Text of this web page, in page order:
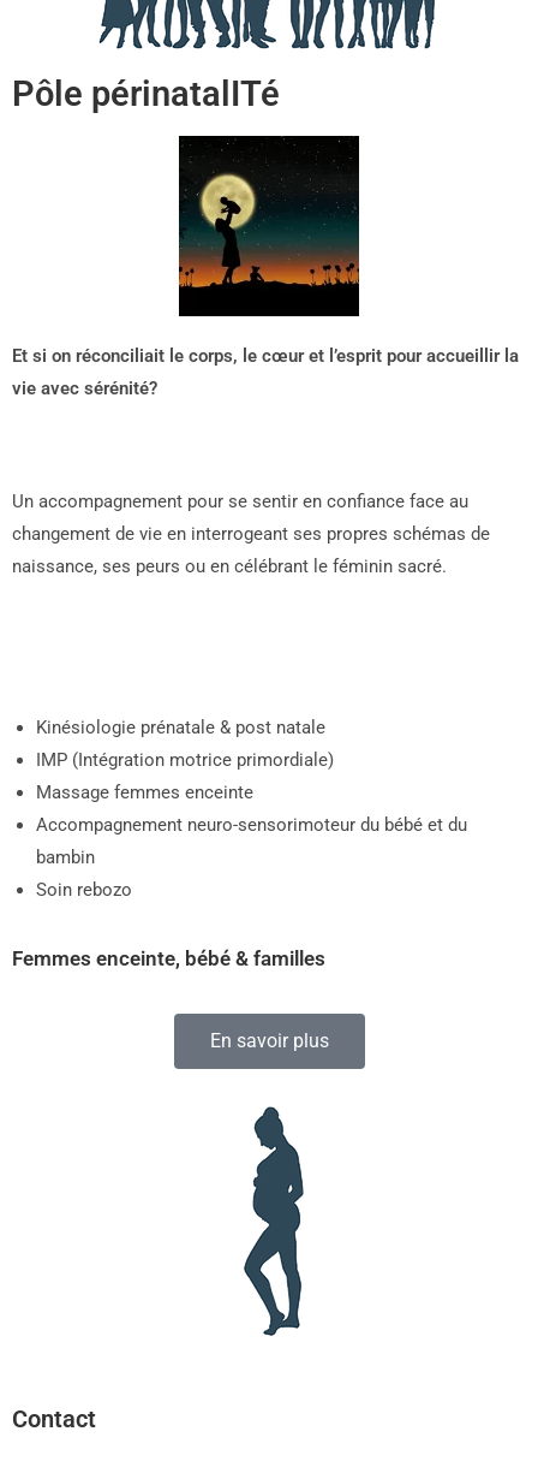
Pôle périnatalITé
Et si on réconciliait le corps, le cœur et l’esprit pour accueillir la
vie avec sérénité?
Un accompagnement pour se sentir en confiance face au
changement de vie en interrogeant ses propres schémas de
naissance, ses peurs ou en célébrant le féminin sacré.
Kinésiologie prénatale & post natale
IMP (Intégration motrice primordiale)
Massage femmes enceinte
Accompagnement neuro-sensorimoteur du bébé et du
bambin
Soin rebozo
Femmes enceinte, bébé & familles
En savoir plus
Contact